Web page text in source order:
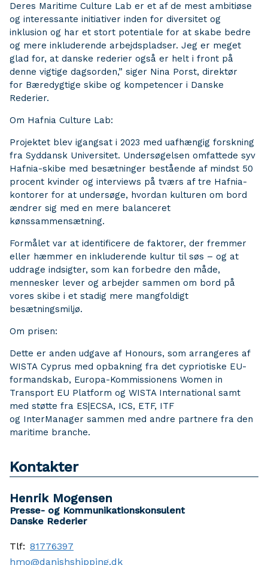
Deres Maritime Culture Lab er et af de mest ambitiøse
og interessante initiativer inden for diversitet og
inklusion og har et stort potentiale for at skabe bedre
og mere inkluderende arbejdspladser. Jeg er meget
glad for, at danske rederier også er helt i front på
denne vigtige dagsorden,” siger Nina Porst, direktør
for Bæredygtige skibe og kompetencer i Danske
Rederier.
Om Hafnia Culture Lab:
Projektet blev igangsat i 2023 med uafhængig forskning
fra Syddansk Universitet. Undersøgelsen omfattede syv
Hafnia-skibe med besætninger bestående af mindst 50
procent kvinder og interviews på tværs af tre Hafnia-
kontorer for at undersøge, hvordan kulturen om bord
ændrer sig med en mere balanceret
kønssammensætning.
Formålet var at identificere de faktorer, der fremmer
eller hæmmer en inkluderende kultur til søs – og at
uddrage indsigter, som kan forbedre den måde,
mennesker lever og arbejder sammen om bord på
vores skibe i et stadig mere mangfoldigt
besætningsmiljø.
Om prisen:
Dette er anden udgave af Honours, som arrangeres af
WISTA Cyprus med opbakning fra det cypriotiske EU-
formandskab, Europa-Kommissionens Women in
Transport EU Platform og WISTA International samt
med støtte fra ES|ECSA, ICS, ETF, ITF
og InterManager sammen med andre partnere fra den
maritime branche.
Kontakter
Henrik Mogensen
Presse- og Kommunikationskonsulent
Danske Rederier
Tlf: 81776397
hmo@danishshipping.dk